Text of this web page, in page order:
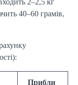
2–2,5 кг
40–60 грамів,
Прибли